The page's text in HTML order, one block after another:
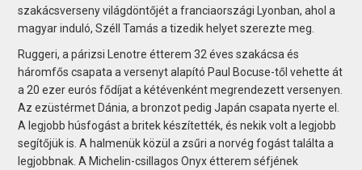
szakácsverseny világdöntőjét a franciaországi Lyonban, ahol a
magyar induló, Széll Tamás a tizedik helyet szerezte meg.
Ruggeri, a párizsi Lenotre étterem 32 éves szakácsa és
háromfős csapata a versenyt alapító Paul Bocuse-től vehette át
a 20 ezer eurós fődíjat a kétévenként megrendezett versenyen.
Az ezüstérmet Dánia, a bronzot pedig Japán csapata nyerte el.
A legjobb húsfogást a britek készítették, és nekik volt a legjobb
segítőjük is. A halmenük közül a zsűri a norvég fogást találta a
legjobbnak. A Michelin-csillagos Onyx étterem séfjének